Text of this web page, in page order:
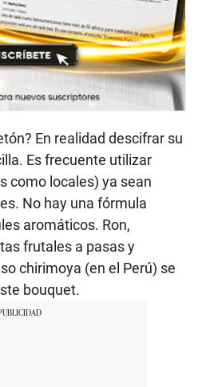
En realidad descifrar su
Es frecuente utilizar
como locales) ya sean
No hay una fórmula
aromáticos. Ron,
frutales a pasas y
chirimoya (en el Perú) se
bouquet.